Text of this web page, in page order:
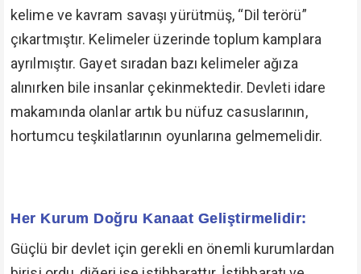
kelime ve kavram savaşı yürütmüş, “Dil terörü”
çıkartmıştır. Kelimeler üzerinde toplum kamplara
ayrılmıştır. Gayet sıradan bazı kelimeler ağıza
alınırken bile insanlar çekinmektedir. Devleti idare
makamında olanlar artık bu nüfuz casuslarının,
hortumcu teşkilatlarının oyunlarına gelmemelidir.
Her Kurum Doğru Kanaat Geliştirmelidir:
Güçlü bir devlet için gerekli en önemli kurumlardan